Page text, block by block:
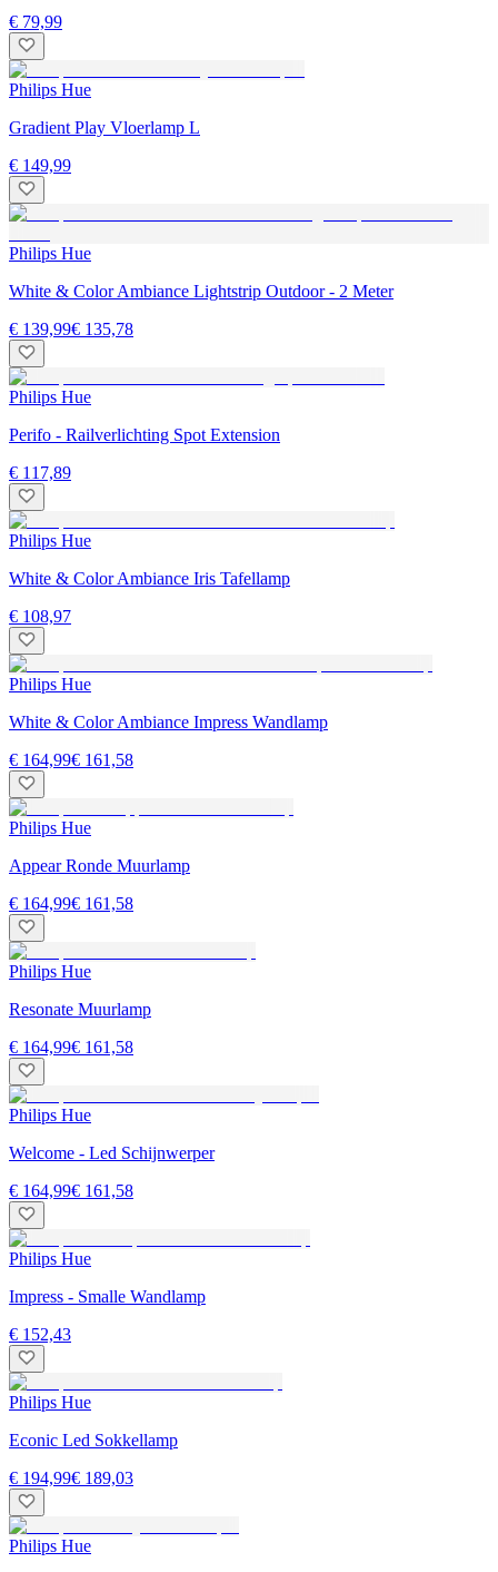
€ 79,99
Philips Hue
Gradient Play Vloerlamp L
€ 149,99
Philips Hue
White & Color Ambiance Lightstrip Outdoor - 2 Meter
€ 139,99€ 135,78
Philips Hue
Perifo - Railverlichting Spot Extension
€ 117,89
Philips Hue
White & Color Ambiance Iris Tafellamp
€ 108,97
Philips Hue
White & Color Ambiance Impress Wandlamp
€ 164,99€ 161,58
Philips Hue
Appear Ronde Muurlamp
€ 164,99€ 161,58
Philips Hue
Resonate Muurlamp
€ 164,99€ 161,58
Philips Hue
Welcome - Led Schijnwerper
€ 164,99€ 161,58
Philips Hue
Impress - Smalle Wandlamp
€ 152,43
Philips Hue
Econic Led Sokkellamp
€ 194,99€ 189,03
Philips Hue